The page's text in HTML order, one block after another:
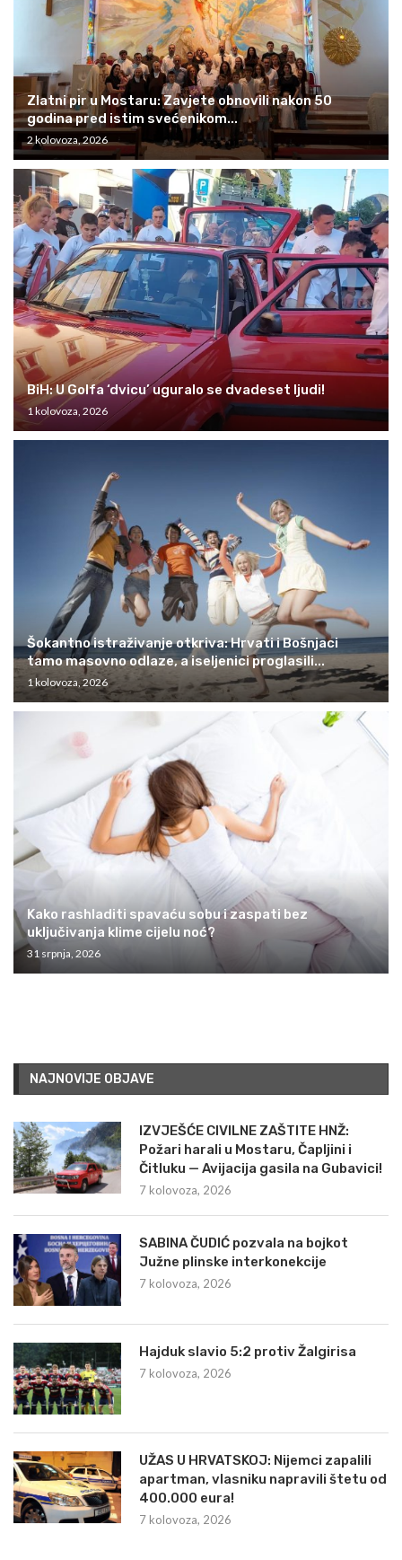
Zlatni pir u Mostaru: Zavjete obnovili nakon 50
godina pred istim svećenikom...
2 kolovoza, 2026
BiH: U Golfa ‘dvicu’ uguralo se dvadeset ljudi!
1 kolovoza, 2026
Šokantno istraživanje otkriva: Hrvati i Bošnjaci
tamo masovno odlaze, a iseljenici proglasili...
1 kolovoza, 2026
Kako rashladiti spavaću sobu i zaspati bez
uključivanja klime cijelu noć?
31 srpnja, 2026
NAJNOVIJE OBJAVE
IZVJEŠĆE CIVILNE ZAŠTITE HNŽ:
Požari harali u Mostaru, Čapljini i
Čitluku — Avijacija gasila na Gubavici!
7 kolovoza, 2026
SABINA ČUDIĆ pozvala na bojkot
Južne plinske interkonekcije
7 kolovoza, 2026
Hajduk slavio 5:2 protiv Žalgirisa
7 kolovoza, 2026
UŽAS U HRVATSKOJ: Nijemci zapalili
apartman, vlasniku napravili štetu od
400.000 eura!
7 kolovoza, 2026